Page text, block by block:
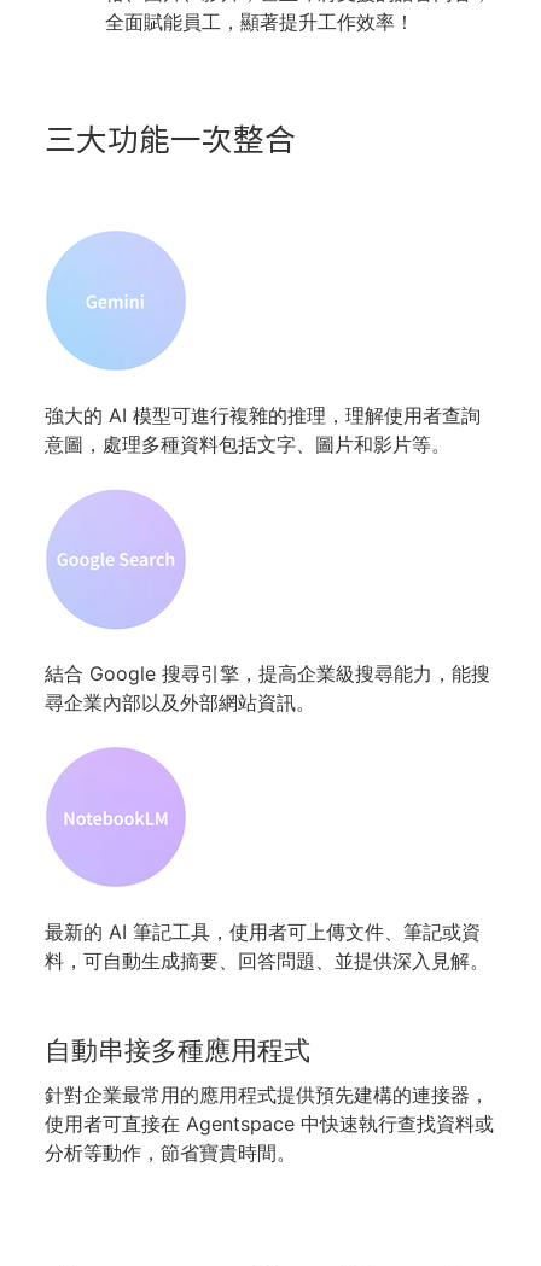
全面賦能員工，顯著提升工作效率！
三大功能一次整合
強大的 AI 模型可進行複雜的推理，理解使用者查詢
意圖，處理多種資料包括文字、圖片和影片等。
結合 Google 搜尋引擎，提高企業級搜尋能力，能搜
尋企業內部以及外部網站資訊。
最新的 AI 筆記工具，使用者可上傳文件、筆記或資
料，可自動生成摘要、回答問題、並提供深入見解。
自動串接多種應用程式
針對企業最常用的應用程式提供預先建構的連接器，
使用者可直接在 Agentspace 中快速執行查找資料或
分析等動作，節省寶貴時間。